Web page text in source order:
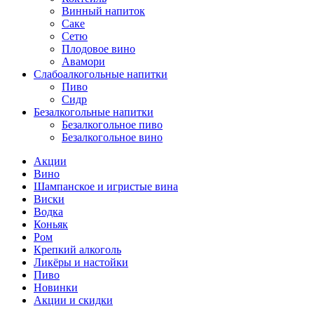
Винный напиток
Саке
Сетю
Плодовое вино
Авамори
Слабоалкогольные напитки
Пиво
Сидр
Безалкогольные напитки
Безалкогольное пиво
Безалкогольное вино
Акции
Вино
Шампанское и игристые вина
Виски
Водка
Коньяк
Ром
Крепкий алкоголь
Ликёры и настойки
Пиво
Новинки
Акции и скидки